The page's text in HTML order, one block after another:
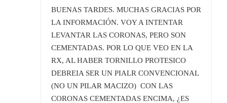
BUENAS TARDES. MUCHAS GRACIAS POR
LA INFORMACIÓN. VOY A INTENTAR
LEVANTAR LAS CORONAS, PERO SON
CEMENTADAS. POR LO QUE VEO EN LA
RX, AL HABER TORNILLO PROTESICO
DEBREIA SER UN PIALR CONVENCIONAL
(NO UN PILAR MACIZO) CON LAS
CORONAS CEMENTADAS ENCIMA, ¿ES